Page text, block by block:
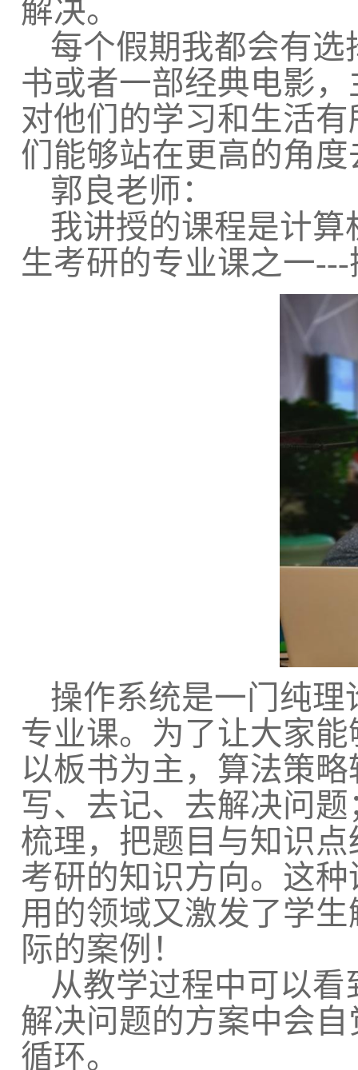
解决。
每个假期我都会有
书或者一部经典电影
对他们的学习和生活
们能够站在更高的角
郭良老师：
我讲授的课程是计
生考研的专业课之一---
操作系统是一门纯
专业课。为了让大家
以板书为主，算法策略
写、去记、去解决问
梳理，把题目与知识
考研的知识方向。这
用的领域又激发了学
际的案例！
从教学过程中可以
解决问题的方案中会
循环。